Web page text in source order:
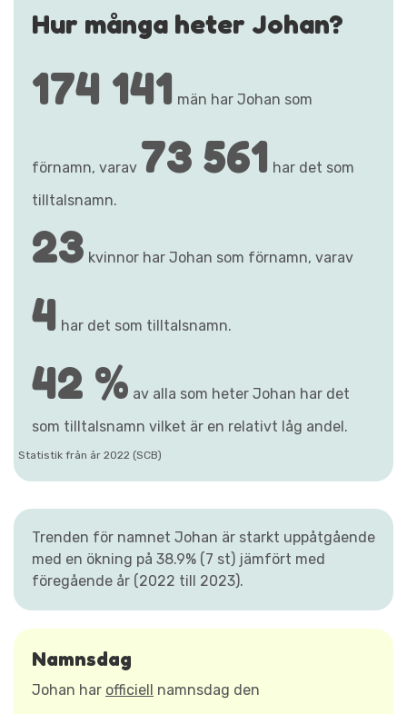
Hur många heter Johan?
174 141 män har Johan som
förnamn, varav 73 561 har det som
tilltalsnamn.
23 kvinnor har Johan som förnamn, varav
4 har det som tilltalsnamn.
42 % av alla som heter Johan har det
som tilltalsnamn vilket är en relativt låg andel.
Statistik från år 2022 (SCB)
Trenden för namnet Johan är starkt uppåtgående
med en ökning på 38.9% (7 st) jämfört med
föregående år (2022 till 2023).
Namnsdag
Johan har officiell namnsdag den